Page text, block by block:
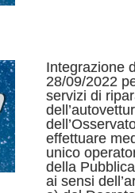
Integrazione
28/09/2022
servizi di
effettuare
unico
della
ai sensi